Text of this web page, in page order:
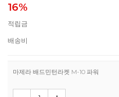
16%
적립금
배송비
마제라 배드민턴라켓 M-10 파워